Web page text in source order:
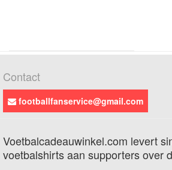
Contact
footballfanservice@gmail.com
Voetbalcadeauwinkel.com levert
voetbalshirts aan supporters over